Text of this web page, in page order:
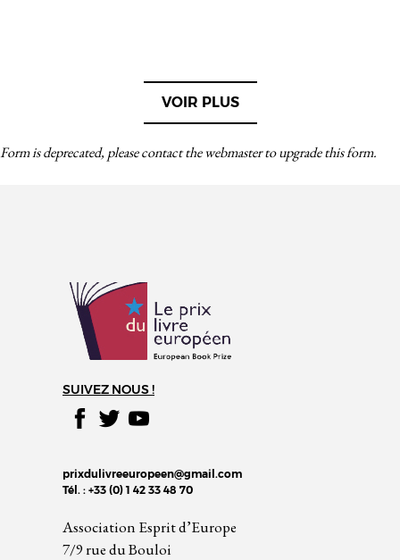
VOIR PLUS
Form is deprecated, please contact the webmaster toupgradethis form.
SUIVEZ NOUS !
prixdulivreeuropeen@gmail.com
Tél. : +33 (0) 1 42 33 48 70
Association Esprit d’Europe
7/9 rue du Bouloi